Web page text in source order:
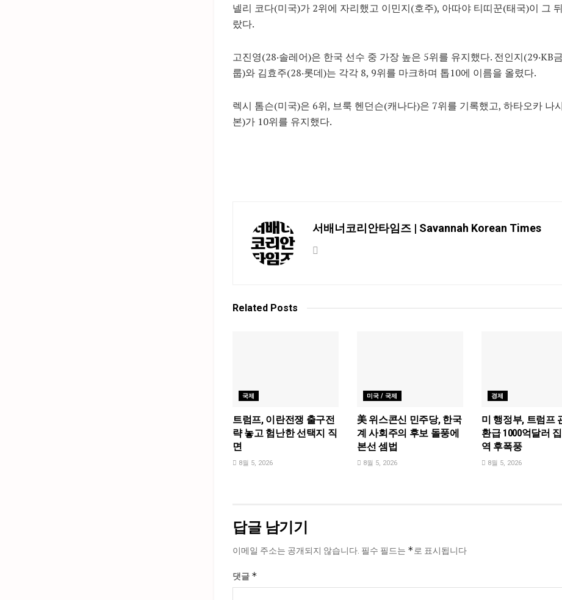
넬리 코다(미국)가 2위에 자리했고 이민지(호주), 아따야 티띠꾼(태국)이 그
랐다.
고진영(28‧솔레어)은 한국 선수 중 가장 높은 5위를 유지했다. 전인지(29‧KB
룹)와 김효주(28‧롯데)는 각각 8, 9위를 마크하며 톱10에 이름을 올렸다.
렉시 톰슨(미국)은 6위, 브룩 헨던슨(캐나다)은 7위를 기록했고, 하타오카 나
본)가 10위를 유지했다.
서배너코리안타임즈 | Savannah Korean Times
Related Posts
국제
트럼프, 이란전쟁 출구전
략 놓고 험난한 선택지 직
면
8월 5, 2026
미국 / 국제
美 위스콘신 민주당, 한국
계 사회주의 후보 돌풍에
본선 셈법
8월 5, 2026
경제
미 행정부, 트럼프
환급 1000억달러
역 후폭풍
8월 5, 2026
답글 남기기
이메일 주소는 공개되지 않습니다. 필수 필드는 *로 표시됩니다
댓글 *